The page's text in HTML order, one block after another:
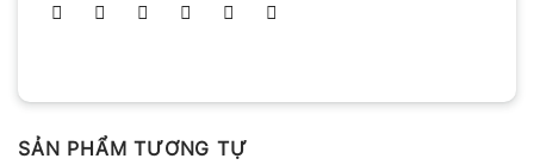
SẢN PHẨM TƯƠNG TỰ